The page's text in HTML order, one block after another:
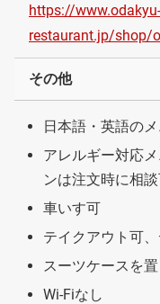
https://www.odakyu-
restaurant.jp/shop/
その他
日本語・英語の
アレルギー対応
ンは注文時に相
車いす可
テイクアウト可
スーツケースを
Wi-Fiなし